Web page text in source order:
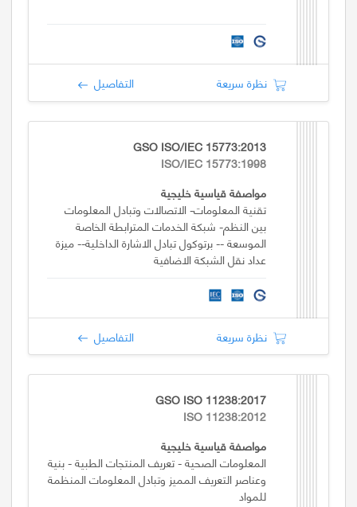
نظرة سريعة التفاصيل
GSO ISO/IEC 15773:2013
ISO/IEC 15773:1998
مواصفة قياسية خليجية
تقنية المعلومات- الاتصالات وتبادل المعلومات
بين النظم- شبكة الخدمات المترابطة الخاصة
الموسعة -- برتوكول تبادل الاشارة الداخلية-- ميزة
عداد نقل الشبكة الاضافية
نظرة سريعة التفاصيل
GSO ISO 11238:2017
ISO 11238:2012
مواصفة قياسية خليجية
المعلومات الصحية - تعريف المنتجات الطبية - بنية
وعناصر التعريف المميز وتبادل المعلومات المنظمة
للمواد